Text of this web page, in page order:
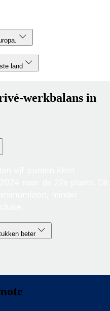
land
werkbalans in
beter